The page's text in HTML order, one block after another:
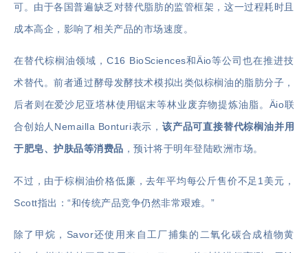
可。由于各国普遍缺乏对替代脂肪的监管框架，这一过程耗时且
成本高企，影响了相关产品的市场速度。
在替代棕榈油领域，C16 BioSciences和Äio等公司也在推进技
术替代。前者通过酵母发酵技术模拟出类似棕榈油的脂肪分子，
后者则在爱沙尼亚塔林使用锯末等林业废弃物提炼油脂。Äio联
合创始人Nemailla Bonturi表示，该产品可直接替代棕榈油并用
于肥皂、护肤品等消费品 ，预计将于明年登陆欧洲市场。
不过，由于棕榈油价格低廉，去年平均每公斤售价不足1美元，
Scott指出：“和传统产品竞争仍然非常艰难。”
除了甲烷，Savor还使用来自工厂捕集的二氧化碳合成植物黄